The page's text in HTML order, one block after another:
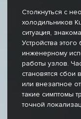
Столкнуться с
холодильников
ситуация,
Устройства
инженерному
работы узлов.
становятся сбои
или внезапное
такие симптомы
точной